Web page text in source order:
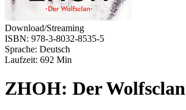
Download/Streaming
ISBN: 978-3-8032-8535-5
Sprache: Deutsch
Laufzeit: 692 Min
ZHOH: Der Wolfsclan